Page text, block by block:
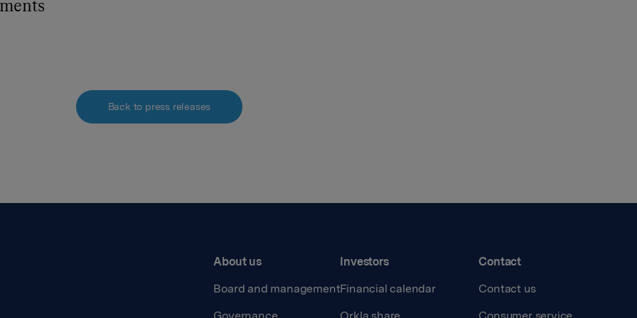
Back to press releases
About us
Board and management
Investors
Financial calendar
Contact
Contact us